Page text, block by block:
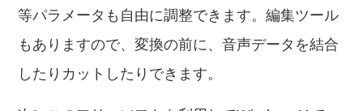
等パラメータも自由に調整できます。編集ツール
もありますので、変換の前に、音声データを結合
したりカットしたりできます。